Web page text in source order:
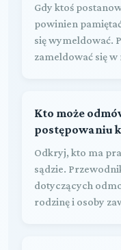
Gdy ktoś
powinien
się wymeldować.
zameldować się
Kto może
postępowaniu
Odkryj, kto ma
sądzie.
dotyczących
rodzinę i osoby